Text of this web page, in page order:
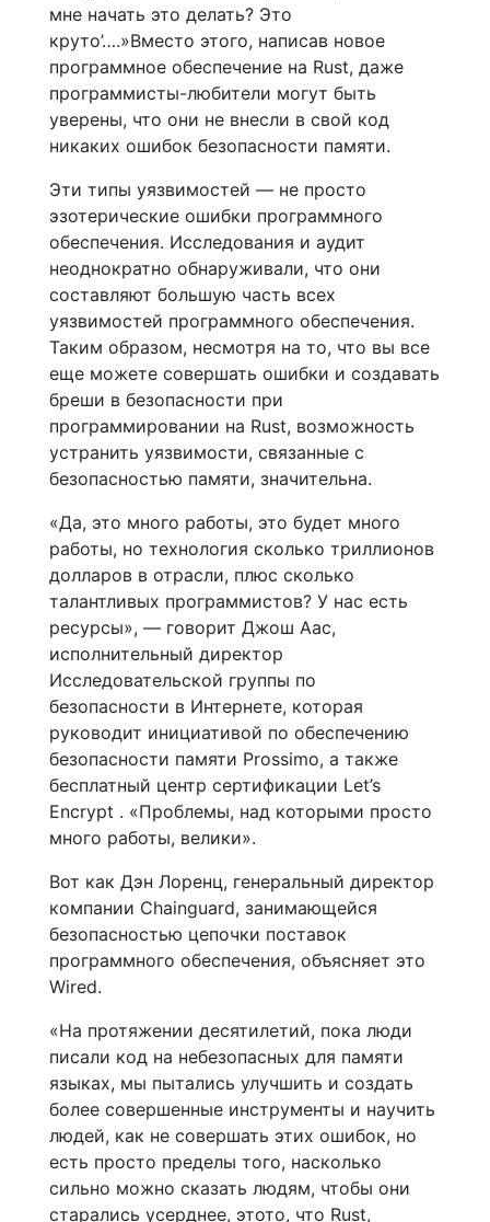
мне начать это делать? Это
круто’….»Вместо этого, написав новое
программное обеспечение на Rust, даже
программисты-любители могут быть
уверены, что они не внесли в свой код
никаких ошибок безопасности памяти.
Эти типы уязвимостей — не просто
эзотерические ошибки программного
обеспечения. Исследования и аудит
неоднократно обнаруживали, что они
составляют большую часть всех
уязвимостей программного обеспечения.
Таким образом, несмотря на то, что вы все
еще можете совершать ошибки и создавать
бреши в безопасности при
программировании на Rust, возможность
устранить уязвимости, связанные с
безопасностью памяти, значительна.
«Да, это много работы, это будет много
работы, но технология сколько триллионов
долларов в отрасли, плюс сколько
талантливых программистов? У нас есть
ресурсы», — говорит Джош Аас,
исполнительный директор
Исследовательской группы по
безопасности в Интернете, которая
руководит инициативой по обеспечению
безопасности памяти Prossimo, а также
бесплатный центр сертификации Let’s
Encrypt . «Проблемы, над которыми просто
много работы, велики».
Вот как Дэн Лоренц, генеральный директор
компании Chainguard, занимающейся
безопасностью цепочки поставок
программного обеспечения, объясняет это
Wired.
«На протяжении десятилетий, пока люди
писали код на небезопасных для памяти
языках, мы пытались улучшить и создать
более совершенные инструменты и научить
людей, как не совершать этих ошибок, но
есть просто пределы того, насколько
сильно можно сказать людям, чтобы они
старались усерднее, этото, что Rust,